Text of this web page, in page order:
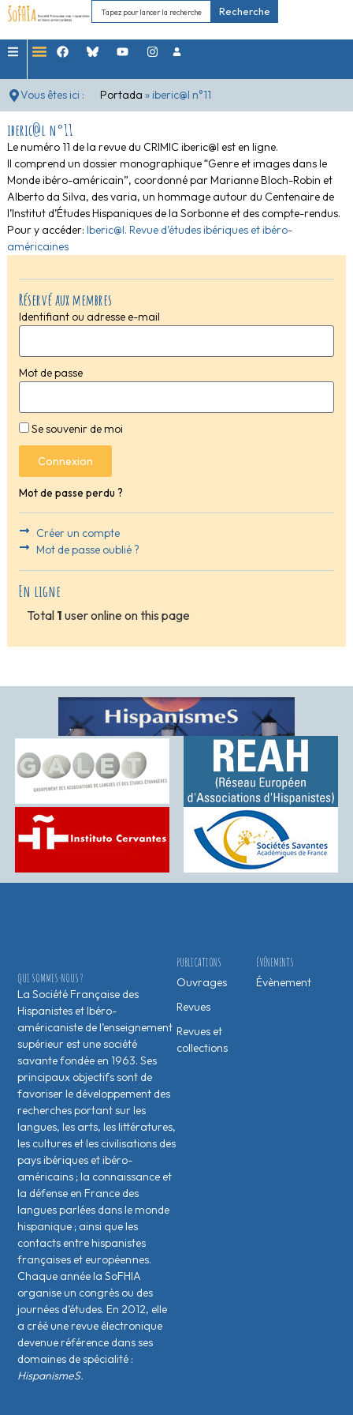
Recherche
Vous êtes ici : Portada » iberic@l n°11
Réservé aux membres
Identifiant ou adresse e-mail
Mot de passe
Se souvenir de moi
Connexion
Mot de passe perdu ?
Créer un compte
Mot de passe oublié ?
En ligne
Total 1 user online on this page
iberic@l n°11
Le numéro 11 de la revue du CRIMIC iberic@l est en ligne.
Il comprend un dossier monographique “Genre et images dans le
Monde ibéro-américain”, coordonné par Marianne Bloch-Robin et
Alberto da Silva, des varia, un hommage autour du Centenaire de
l’Institut d’Études Hispaniques de la Sorbonne et des compte-rendus.
Pour y accéder: Iberic@l. Revue d’études ibériques et ibéro-
américaines
ÉVÉNEMENTS
Évènement
PUBLICATIONS
Ouvrages
Revues
Revues et
collections
QUI SOMMES-NOUS ?
La Société Française des
Hispanistes et Ibéro-
américaniste de l’enseignement
supérieur est une société
savante fondée en 1963. Ses
principaux objectifs sont de
favoriser le développement des
recherches portant sur les
langues, les arts, les littératures,
les cultures et les civilisations des
pays ibériques et ibéro-
américains ; la connaissance et
la défense en France des
langues parlées dans le monde
hispanique ; ainsi que les
contacts entre hispanistes
français·es et européen·nes.
Chaque année la SoFHIA
organise un congrès ou des
journées d’études. En 2012, elle
a créé une revue électronique
devenue référence dans ses
domaines de spécialité :
HispanismeS.